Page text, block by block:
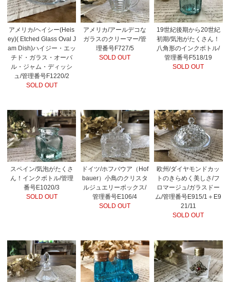
アメリカ/ヘイシー(Heis
ey)( Etched Glass Oval J
am Dish)ハイジー・エッ
チド・ガラス・オーバ
ル・ジャム・ディッシ
ュ/管理番号F1220/2
SOLD OUT
アメリカ/アールデコな
ガラスのクリーマー/管
理番号F727/5
SOLD OUT
19世紀後期から20世紀
初期/気泡がたくさん！
八角形のインクボトル/
管理番号F518/19
SOLD OUT
スペイン/気泡がたくさ
ん！インクボトル/管理
番号E1020/3
SOLD OUT
ドイツ/ホフバウア（Hof
bauer）小鳥のクリスタ
ルジュエリーボックス/
管理番号E106/4
SOLD OUT
欧州/ダイヤモンドカッ
トのきらめく美しさ/フ
ロマージュ/ガラスドー
ム/管理番号E915/1＋E9
21/11
SOLD OUT